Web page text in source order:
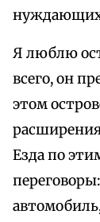
Я люблю
всего, он
этом
Езда по